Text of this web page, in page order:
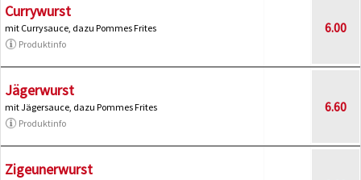
Currywurst
mit Currysauce, dazu Pommes Frites
Produktinfo
6.00
Jägerwurst
mit Jägersauce, dazu Pommes Frites
Produktinfo
6.60
Zigeunerwurst